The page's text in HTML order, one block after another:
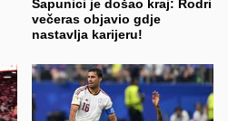
Sapunici je došao kraj: Rodri
večeras objavio gdje
nastavlja karijeru!